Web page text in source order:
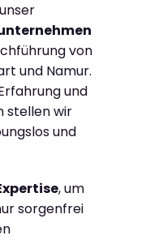
von
und Namur.
und
stellen wir
und
, um
sorgenfrei